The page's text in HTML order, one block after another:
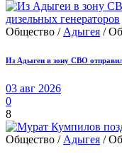
Общество / Адыгея /
Из Адыгеи в зону СВО
03 авг 2026
0
8
Общество / Адыгея /